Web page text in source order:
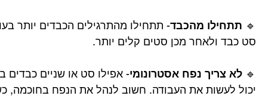
🔹 תתחילו מהכבד- תתחילו מהתרגילים הכבדים יותר
סט כבד ולאחר מכן סטים קלים יותר.
🔹 לא צריך נפח אסטרונומי- אפילו סט או שניים
יכול לעשות את העבודה. חשוב לנהל את הנפח בחוכמה,